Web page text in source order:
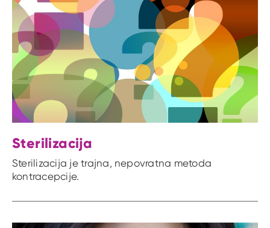
Sterilizacija
Sterilizacija je trajna, nepovratna metoda
kontracepcije.